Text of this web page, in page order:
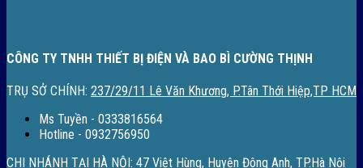
CÔNG TY TNHH THIẾT BỊ ĐIỆN VÀ BAO BÌ CƯỜNG THỊNH
TRỤ SỞ CHÍNH: 237/29/11 Lê Văn Khương, P.Tân Thới Hiệp,TP HCM
Ms Tuyền - 0333816564
Hotline - 0932756950
CHI NHÁNH TẠI HÀ NỘI: 47 Việt Hùng, Huyện Đông Anh, TP.Hà Nội